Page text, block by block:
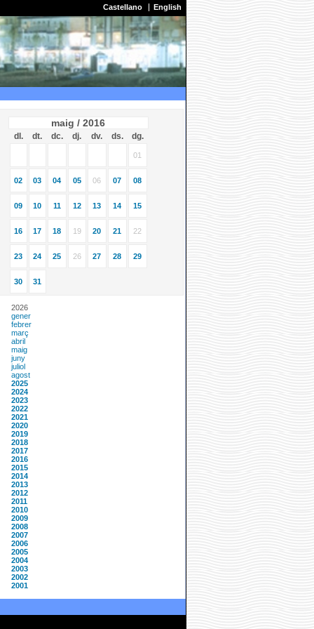
Castellano English
maig / 2016
dl. dt. dc. dj. dv. ds. dg.
01
02 03 04 05 06 07 08
09 10 11 12 13 14 15
16 17 18 19 20 21 22
23 24 25 26 27 28 29
30 31
2026
gener
febrer
març
abril
maig
juny
juliol
agost
2025
2024
2023
2022
2021
2020
2019
2018
2017
2016
2015
2014
2013
2012
2011
2010
2009
2008
2007
2006
2005
2004
2003
2002
2001